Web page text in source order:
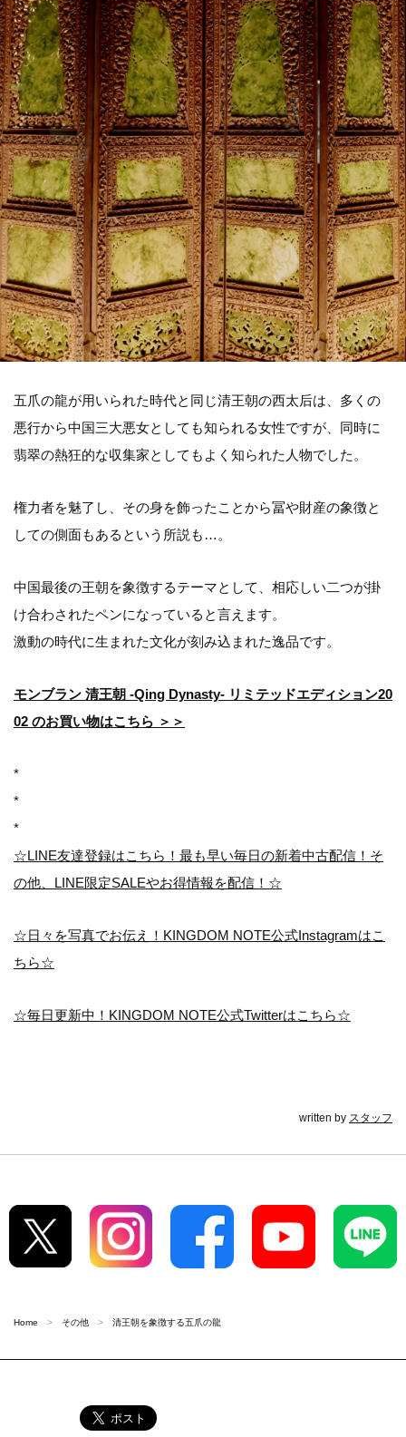
五爪の龍が用いられた時代と同じ清王朝の西太后は、多くの
悪行から中国三大悪女としても知られる女性ですが、同時に
翡翠の熱狂的な収集家としてもよく知られた人物でした。
権力者を魅了し、その身を飾ったことから冨や財産の象徴と
しての側面もあるという所説も…。
中国最後の王朝を象徴するテーマとして、相応しい二つが掛
け合わされたペンになっていると言えます。
激動の時代に生まれた文化が刻み込まれた逸品です。
モンブラン 清王朝 -Qing Dynasty- リミテッドエディション20
02 のお買い物はこちら ＞＞
*
*
*
☆LINE友達登録はこちら！最も早い毎日の新着中古配信！そ
の他、LINE限定SALEやお得情報を配信！☆
☆日々を写真でお伝え！KINGDOM NOTE公式Instagramはこ
ちら☆
☆毎日更新中！KINGDOM NOTE公式Twitterはこちら☆
written by スタッフ
Home その他 清王朝を象徴する五爪の龍